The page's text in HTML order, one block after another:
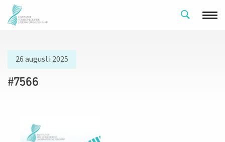
26 augusti 2025
#7566